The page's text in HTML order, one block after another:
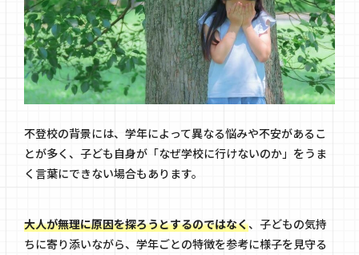
不登校の背景には、学年によって異なる悩みや不安があるこ
とが多く、子ども自身が「なぜ学校に行けないのか」をうま
く言葉にできない場合もあります。
大人が無理に原因を探ろうとするのではなく、子どもの気持
ちに寄り添いながら、学年ごとの特徴を参考に様子を見守る